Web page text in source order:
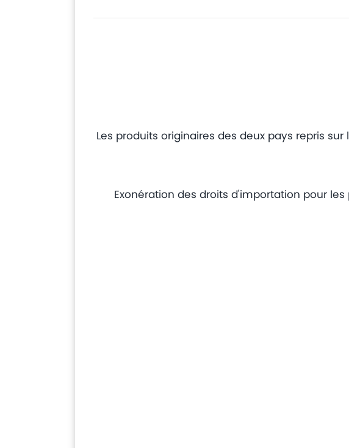
Les produits originaires des deux pays repris
Exonération des droits d'importation pour